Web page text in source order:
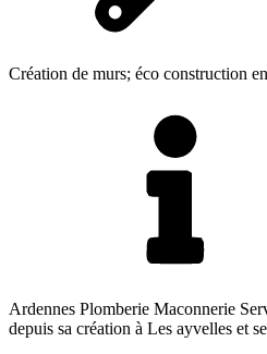
Création de murs; éco construction
Ardennes Plomberie Maconnerie
depuis sa création à Les ayvelles et